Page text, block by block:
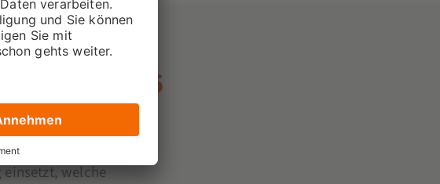
Aug I 2026
mehr Zeit sparen
Ausgabe
welche